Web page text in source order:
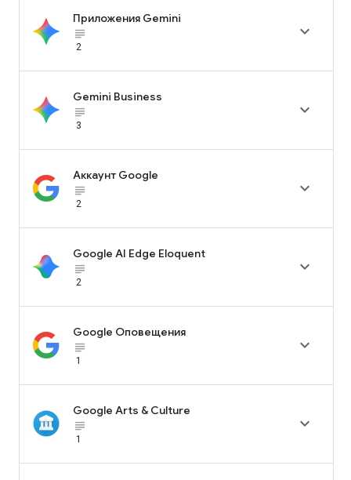
Приложения Gemini
subject_black
2

Gemini Business
subject_black
3

Аккаунт Google
subject_black
2

Google AI Edge Eloquent
subject_black
2

Google Оповещения
subject_black
1

Google Arts & Culture
subject_black
1
